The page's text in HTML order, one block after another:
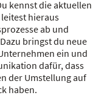
kennst die aktuellen
hieraus
ab und
bringst du neue
ein und
dafür, dass
der Umstellung auf
haben.